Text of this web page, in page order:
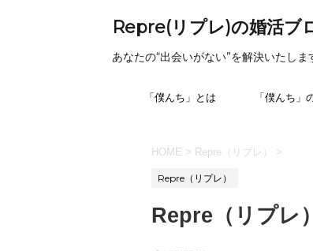
Repre(リプレ)の婚活ブ
あなたの“出会いがない”を解決いたしま
「僕んち」とは 「僕んち」
HOME > Repre（リプレ） >
Repre（リプレ）
Repre（リプレ